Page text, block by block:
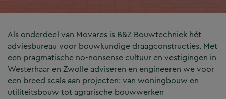
Als onderdeel van Movares is B&Z Bouwtechniek hét
adviesbureau voor bouwkundige draagconstructies. Met
een pragmatische no-nonsense cultuur en vestigingen in
Westerhaar en Zwolle adviseren en engineeren we voor
een breed scala aan projecten: van woningbouw en
utiliteitsbouw tot agrarische bouwwerken